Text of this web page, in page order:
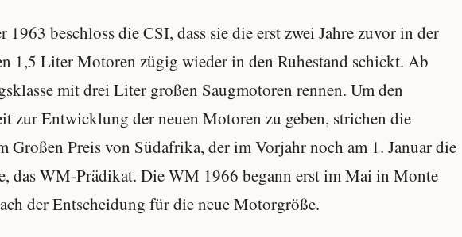
1963 beschloss die CSI, dass sie die erst zwei Jahre zuvor in der
1,5 Liter Motoren zügig wieder in den Ruhestand schickt. Ab
mit drei Liter großen Saugmotoren rennen. Um den
zur Entwicklung der neuen Motoren zu geben, strichen die
Großen Preis von Südafrika, der im Vorjahr noch am 1. Januar die
das WM-Prädikat. Die WM 1966 begann erst im Mai in Monte
der Entscheidung für die neue Motorgröße.